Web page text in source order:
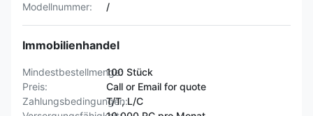
Modellnummer:
/
Immobilienhandel
Mindestbestellmenge:100 Stück
Preis:
Call or Email for quote
Zahlungsbedingungen:
T/T, L/C